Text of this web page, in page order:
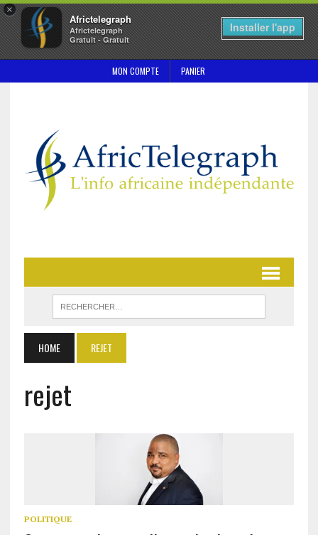
×
Africtelegraph
Africtelegraph
Gratuit - Gratuit
Installer l'app
MON COMPTE PANIER
HOME REJET
rejet
POLITIQUE